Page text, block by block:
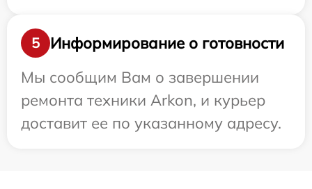
5
Информирование о готовности
Мы сообщим Вам о завершении
ремонта техники Arkon, и курьер
доставит ее по указанному адресу.